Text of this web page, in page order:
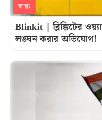
স্বাস্থ্য
Blinkit | ব্লিঙ্কিটের
লঙ্ঘন করার অভিযোগ!